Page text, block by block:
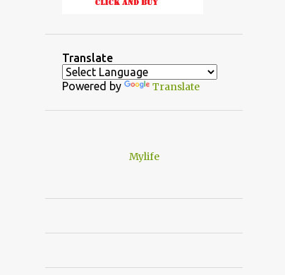
Translate
Powered by Translate
Mylife